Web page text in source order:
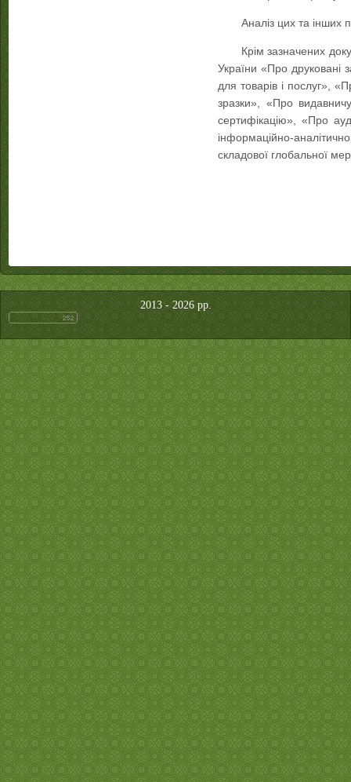
Аналіз цих та інших
Крім зазначених
України «Про друковані
для товарів і послуг»,
зразки», «Про
сертифікацію», «Про
інформаційно-
складової глобальної
2013 - 2026 рр.